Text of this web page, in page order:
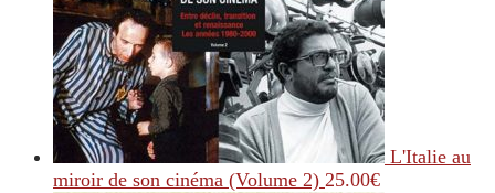
L'Italie au
miroir de son cinéma (Volume 2) 25.00€